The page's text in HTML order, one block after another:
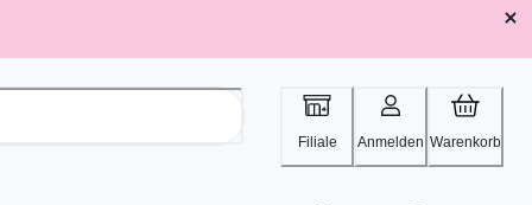
Filiale Anmelden Warenkorb